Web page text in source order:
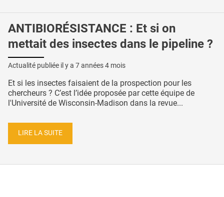
ANTIBIORÉSISTANCE : Et si on
mettait des insectes dans le pipeline ?
Actualité publiée il y a 7 années 4 mois
Et si les insectes faisaient de la prospection pour les
chercheurs ? C’est l’idée proposée par cette équipe de
l'Université de Wisconsin-Madison dans la revue...
LIRE LA SUITE